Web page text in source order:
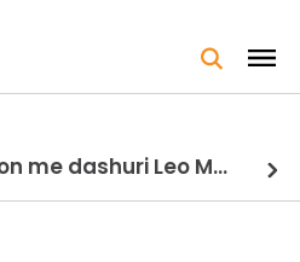
Argjentina e mbulon me dashuri Leo Messin pas vdekjes së babait të tij…